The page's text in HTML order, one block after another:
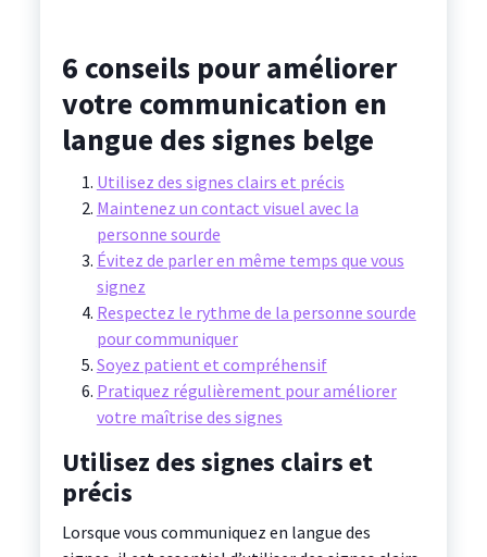
6 conseils pour améliorer
votre communication en
langue des signes belge
Utilisez des signes clairs et précis
Maintenez un contact visuel avec la
personne sourde
Évitez de parler en même temps que vous
signez
Respectez le rythme de la personne sourde
pour communiquer
Soyez patient et compréhensif
Pratiquez régulièrement pour améliorer
votre maîtrise des signes
Utilisez des signes clairs et
précis
Lorsque vous communiquez en langue des